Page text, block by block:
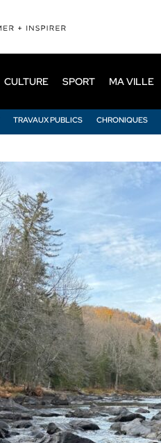
TRAVAUX PUBLICS CHRONIQUES
CULTURE SPORT MA VILLE